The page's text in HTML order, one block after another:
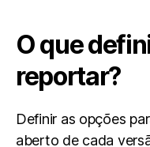
O que
reportar?
Definir as opções
aberto de cada